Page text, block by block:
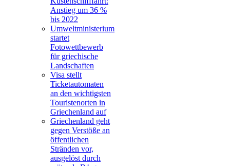
Anstieg um 36 %
bis 2022
Umweltministerium
startet
Fotowettbewerb
für griechische
Landschaften
Visa stellt
Ticketautomaten
an den wichtigsten
Touristenorten in
Griechenland auf
Griechenland geht
gegen Verstöße an
öffentlichen
Stränden vor,
ausgelöst durch